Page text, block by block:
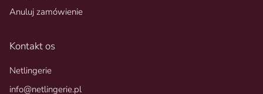
Anuluj zamówienie
Kontakt os
Netlingerie
info@netlingerie.pl